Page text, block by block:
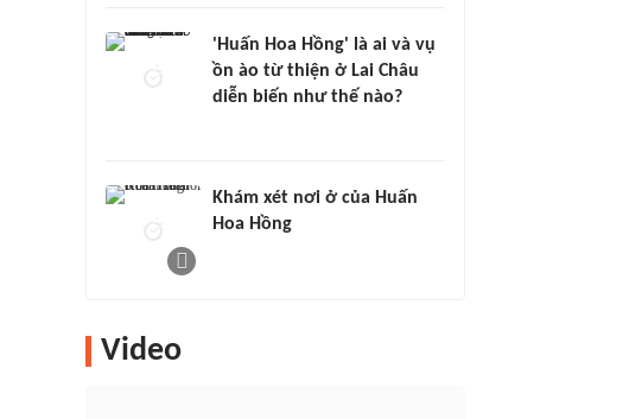
'Huấn Hoa Hồng' là ai và vụ
ồn ào từ thiện ở Lai Châu
diễn biến như thế nào?
Khám xét nơi ở của Huấn
Hoa Hồng
Video